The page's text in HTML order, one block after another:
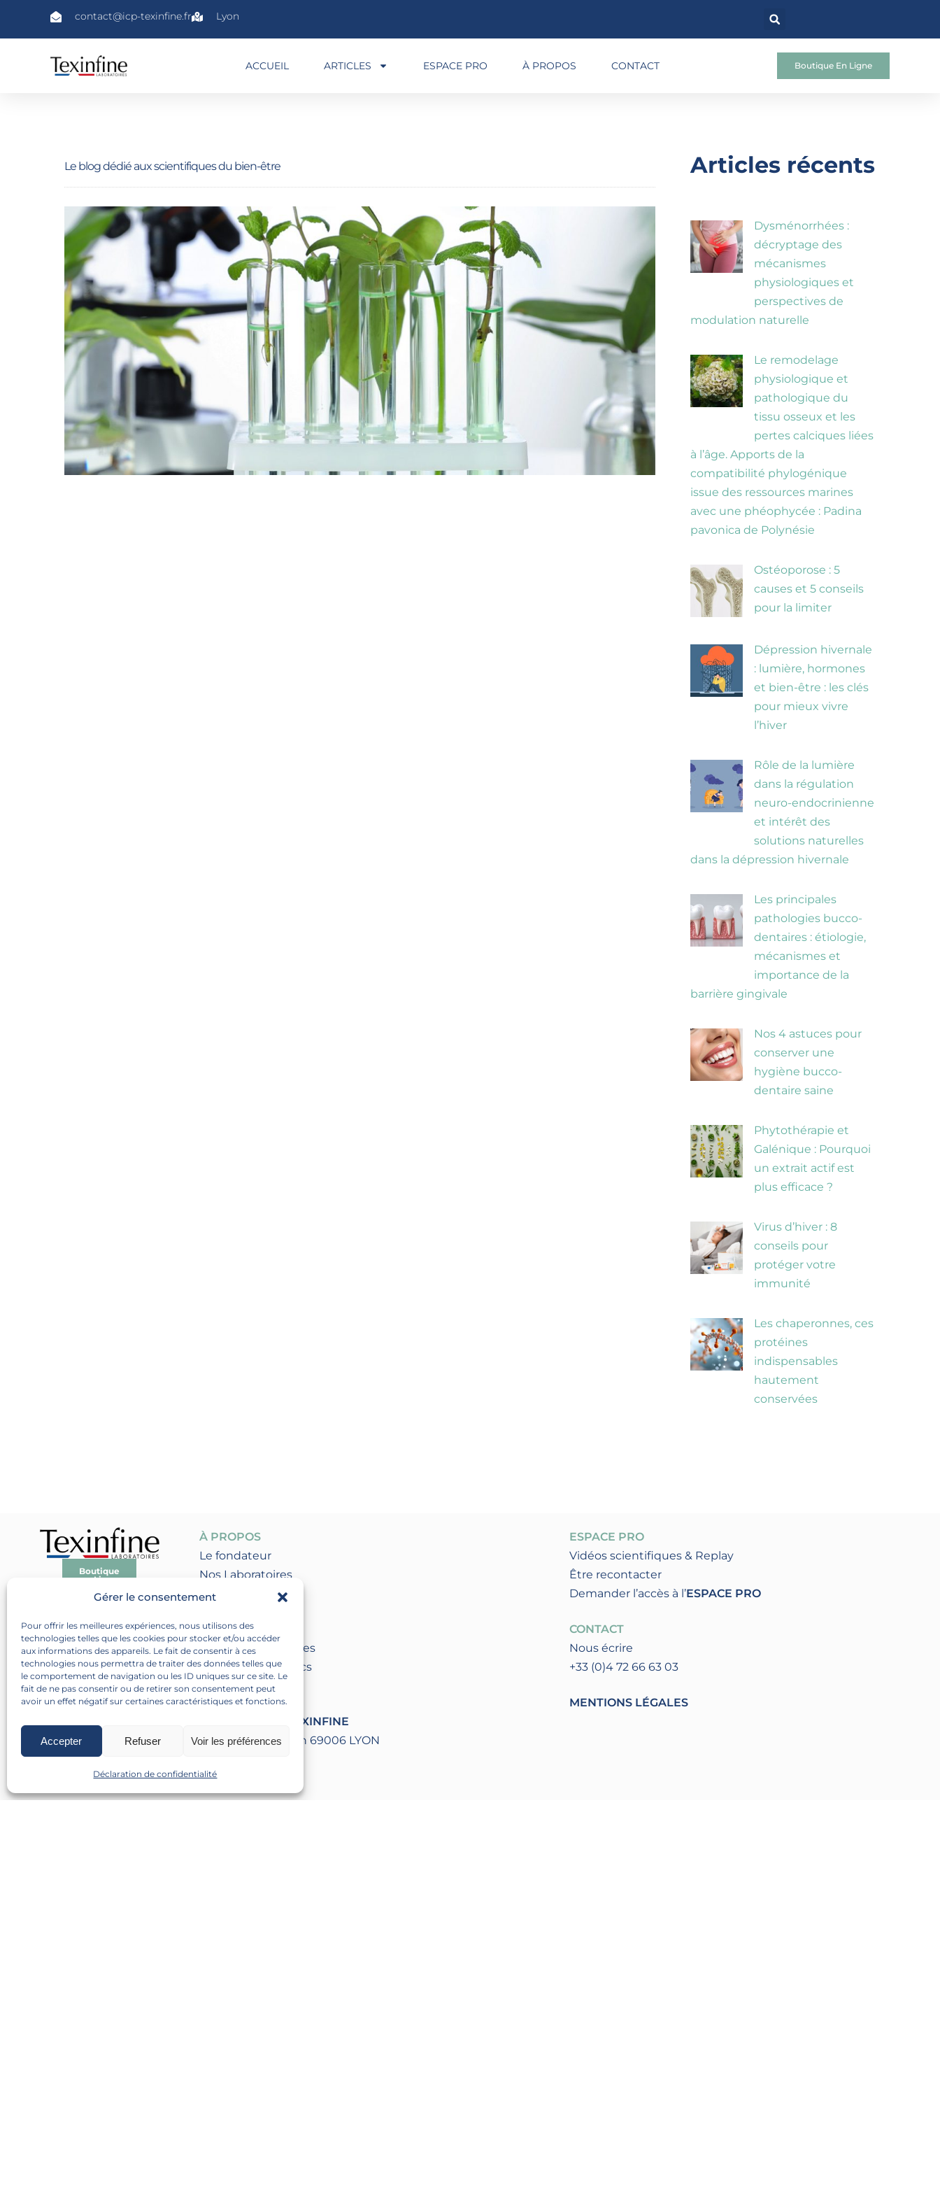
Gérer le consentement
Pour offrir les meilleures expériences, nous utilisons des
technologies telles que les cookies pour stocker et/ou accéder
aux informations des appareils. Le fait de consentir à ces
technologies nous permettra de traiter des données telles que
le comportement de navigation ou les ID uniques sur ce site. Le
fait de ne pas consentir ou de retirer son consentement peut
avoir un effet négatif sur certaines caractéristiques et fonctions.
Accepter Refuser Voir les préférences
Déclaration de confidentialité
contact@icp-texinfine.fr Lyon
ACCUEIL ARTICLES ESPACE PRO À PROPOS CONTACT Boutique En Ligne
Le blog dédié aux scientifiques du bien-être Articles récents
Dysménorrhées :
décryptage des
mécanismes
physiologiques et
perspectives de
modulation naturelle
Le remodelage
physiologique et
pathologique du
tissu osseux et les
pertes calciques liées
à l’âge. Apports de la
compatibilité phylogénique
issue des ressources marines
avec une phéophycée : Padina
pavonica de Polynésie
Ostéoporose : 5
causes et 5 conseils
pour la limiter
Dépression hivernale
: lumière, hormones
et bien-être : les clés
pour mieux vivre
l’hiver
Rôle de la lumière
dans la régulation
neuro-endocrinienne
et intérêt des
solutions naturelles
dans la dépression hivernale
Les principales
pathologies bucco-
dentaires : étiologie,
mécanismes et
importance de la
barrière gingivale
Nos 4 astuces pour
conserver une
hygiène bucco-
dentaire saine
Phytothérapie et
Galénique : Pourquoi
un extrait actif est
plus efficace ?
Virus d’hiver : 8
conseils pour
protéger votre
immunité
Les chaperonnes, ces
protéines
indispensables
hautement
conservées
Boutique
en Ligne
À PROPOS
Le fondateur
Nos Laboratoires
Tous nos articles
Articles scientifiques
Articles tous publics
NOUS TROUVER
LABORATOIRE TEXINFINE
60 Rue Duguesclin 69006 LYON
ESPACE PRO
Vidéos scientifiques & Replay
Être recontacter
Demander l’accès à l’ESPACE PRO
CONTACT
Nous écrire
+33 (0)4 72 66 63 03
MENTIONS LÉGALES